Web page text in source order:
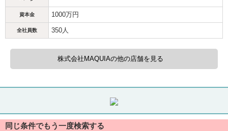
資本金 1000万円
全社員数 350人
株式会社MAQUIAの他の店舗を見る
同じ条件でもう一度検索する